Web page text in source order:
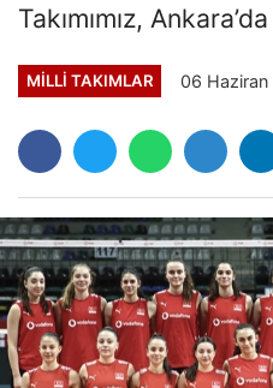
Takımımız,
MILLI TAKIMLAR 06